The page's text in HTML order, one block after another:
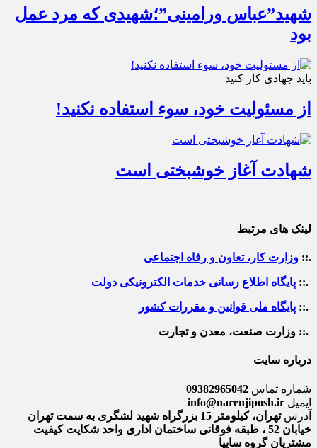
شهید”عباس ورامینی”؛شهیدی که مرد عمل
بود
باید جهادی کار کنید
از مسئولیت خود، سوء استفاده نکنید!
شهادت آغاز خوشبختی است
لینک های مرتبط
.:: وزارت کار، تعاون و رفاه اجتماعی
.:: پایگاه اطلاع رسانی خدمات الکترونیکی دولت
.:: پایگاه ملی قوانین و مقررات کشور
.:: وزارت صنعت، معدن و تجارت
درباره سایت
شماره تماس 09382965042
ایمیل info@narenjiposh.ir
آدرس
تهران، کیلومتر 15 بزرگراه شهید لشگری به سمت تهران
خیابان 52 ، طبقه فوقانی ساختمان اداری واحد شکایت کیفیت
مشتریان گروه سایپا